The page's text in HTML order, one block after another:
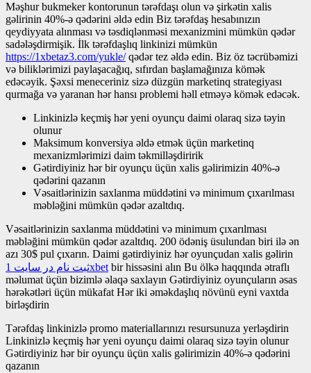
Məşhur bukmeker kontorunun tərəfdaşı olun və şirkətin xalis
gəlirinin 40%-ə qədərini əldə edin Biz tərəfdaş hesabınızın
qeydiyyata alınması və təsdiqlənməsi mexanizmini mümkün qədər
sadələşdirmişik. İlk tərəfdaşlıq linkinizi mümkün
https://1xbetaz3.com/yukle/qədər tez əldə edin. Biz öz təcrübəmizi
və biliklərimizi paylaşacağıq, sıfırdan başlamağınıza kömək
edəcəyik. Şəxsi meneceriniz sizə düzgün marketinq strategiyası
qurmağa və yaranan hər hansı problemi həll etməyə kömək edəcək.
Linkinizlə keçmiş hər yeni oyunçu daimi olaraq sizə təyin
olunur
Maksimum konversiya əldə etmək üçün marketinq
mexanizmlərimizi daim təkmilləşdiririk
Gətirdiyiniz hər bir oyunçu üçün xalis gəlirimizin 40%-ə
qədərini qazanın
Vəsaitlərinizin saxlanma müddətini və minimum çıxarılması
məbləğini mümkün qədər azaltdıq.
Vəsaitlərinizin saxlanma müddətini və minimum çıxarılması
məbləğini mümkün qədər azaltdıq. 200 ödəniş üsulundan biri ilə ən
azı 30$ pul çıxarın. Daimi gətirdiyiniz hər oyunçudan xalis gəlirin
ثبت نام در سایت 1xbet bir hissəsini alın Bu ölkə haqqında ətraflı
məlumat üçün bizimlə əlaqə saxlayın Gətirdiyiniz oyunçuların əsas
hərəkətləri üçün mükafat Hər iki əməkdaşlıq növünü eyni vaxtda
birləşdirin
Tərəfdaş linkinizlə promo materiallarınızı resursunuza yerləşdirin
Linkinizlə keçmiş hər yeni oyunçu daimi olaraq sizə təyin olunur
Gətirdiyiniz hər bir oyunçu üçün xalis gəlirimizin 40%-ə qədərini
qazanın